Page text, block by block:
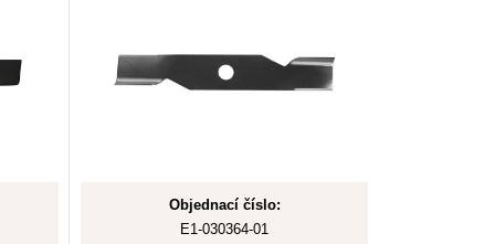
Objednací číslo:
E1-030364-01